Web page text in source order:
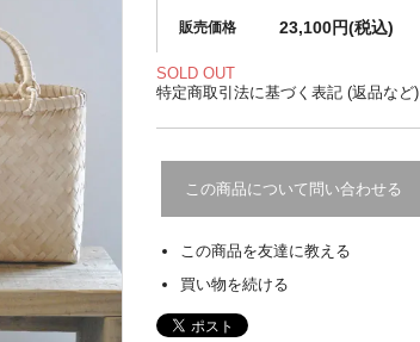
販売価格 23,100円(税込)
SOLD OUT
特定商取引法に基づく表記 (返品など)
この商品について問い合わせる
この商品を友達に教える
買い物を続ける